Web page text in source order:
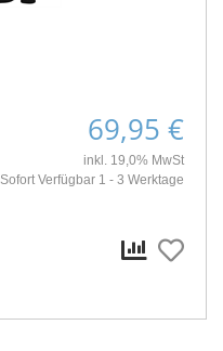
69,95 €
inkl. 19,0% MwSt
Sofort Verfügbar 1 - 3 Werktage